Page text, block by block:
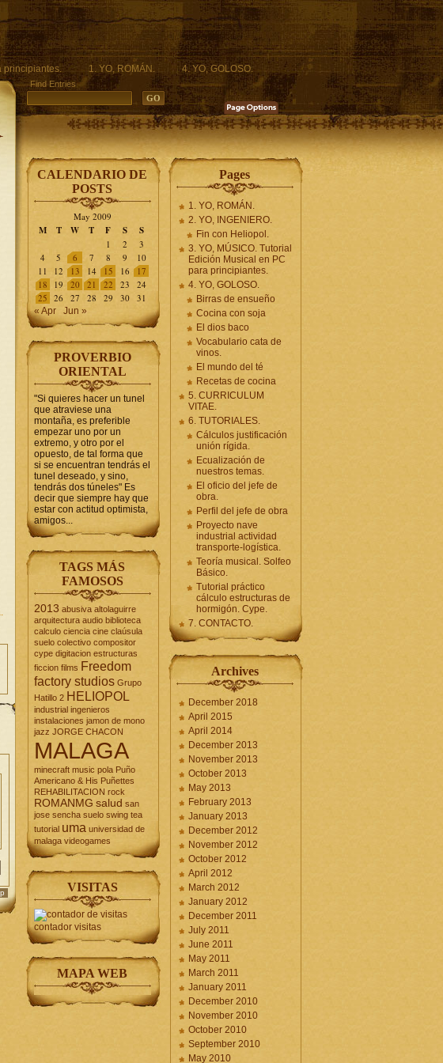
principiantes. 1. YO, ROMÁN.
4. YO, GOLOSO.
Find Entries
CALENDARIO DE
POSTS
May 2009
M T W T F S S
1 2
3
4
5 6 7 8 9
10
11
12 13 14 15 16
17
18
19 20 21 22 23
24
25 26 27 28 29 30 31
« Apr Jun »
PROVERBIO
ORIENTAL
"Si quieres hacer un tunel
que atraviese una
montaña, es preferible
empezar uno por un
extremo, y otro por el
opuesto, de tal forma que
si se encuentran tendrás el
tunel deseado, y sino,
tendrás dos túneles" Es
decir que siempre hay que
estar con actitud optimista,
amigos...
TAGS MÁS
FAMOSOS
2013 abusiva altolaguirre
arquitectura audio biblioteca
calculo ciencia cine claúsula
suelo colectivo compositor
cype digitacion estructuras
ficcion films Freedom
factory studios Grupo
Hatillo 2 HELIOPOL
industrial ingenieros
instalaciones jamon de mono
jazz JORGE CHACON
MALAGA
minecraft music pola Puño
Americano & His Puñettes
REHABILITACION rock
ROMANMG salud san
jose sencha suelo swing tea
tutorial uma universidad de
malaga videogames
VISITAS
contador visitas
MAPA WEB
Pages
1. YO, ROMÁN.
2. YO, INGENIERO.
Fin con Heliopol.
3. YO, MÚSICO. Tutorial
Edición Musical en PC
para principiantes.
4. YO, GOLOSO.
Birras de ensueño
Cocina con soja
El dios baco
Vocabulario cata de
vinos.
El mundo del té
Recetas de cocina
5. CURRICULUM
VITAE.
6. TUTORIALES.
Cálculos justificación
unión rígida.
Ecualización de
nuestros temas.
El oficio del jefe de
obra.
Perfil del jefe de obra
Proyecto nave
industrial actividad
transporte-logística.
Teoría musical. Solfeo
Básico.
Tutorial práctico
cálculo estructuras de
hormigón. Cype.
7. CONTACTO.
Archives
December 2018
April 2015
April 2014
December 2013
November 2013
October 2013
May 2013
February 2013
January 2013
December 2012
November 2012
October 2012
April 2012
March 2012
January 2012
December 2011
July 2011
June 2011
May 2011
March 2011
January 2011
December 2010
November 2010
October 2010
September 2010
May 2010